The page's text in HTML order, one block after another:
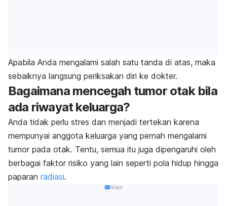
Apabila Anda mengalami salah satu tanda di atas, maka
sebaiknya langsung periksakan diri ke dokter.
Bagaimana mencegah tumor otak bila
ada riwayat keluarga?
Anda tidak perlu stres dan menjadi tertekan karena
mempunyai anggota keluarga yang pernah mengalami
tumor pada otak. Tentu, semua itu juga dipengaruhi oleh
berbagai faktor risiko yang lain seperti pola hidup hingga
paparan radiasi.
Iklan